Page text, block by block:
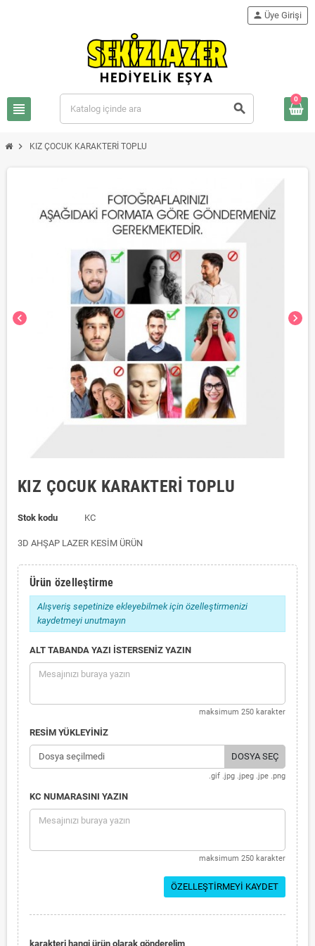
view_headline search
person Üye Girişi
0
chevron_right KIZ ÇOCUK KARAKTERİ TOPLU
chevron_left chevron_right
KIZ ÇOCUK KARAKTERİ TOPLU
Stok kodu KC
3D AHŞAP LAZER KESİM ÜRÜN
Ürün özelleştirme
Alışveriş sepetinize ekleyebilmek için özelleştirmenizi
kaydetmeyi unutmayın
ALT TABANDA YAZI İSTERSENİZ YAZIN
maksimum 250 karakter
RESİM YÜKLEYİNİZ
Dosya seçilmedi DOSYA SEÇ
.gif .jpg .jpeg .jpe .png
KC NUMARASINI YAZIN
maksimum 250 karakter
ÖZELLEŞTIRMEYI KAYDET
karakteri hangi ürün olarak gönderelim